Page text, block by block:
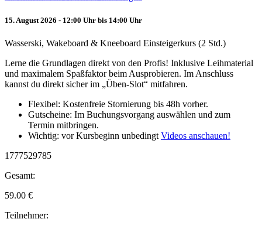
15. August 2026 - 12:00 Uhr bis 14:00 Uhr
Wasserski, Wakeboard & Kneeboard Einsteigerkurs (2 Std.)
Lerne die Grundlagen direkt von den Profis! Inklusive Leihmaterial
und maximalem Spaßfaktor beim Ausprobieren. Im Anschluss
kannst du direkt sicher im „Üben-Slot“ mitfahren.
Flexibel: Kostenfreie Stornierung bis 48h vorher.
Gutscheine: Im Buchungsvorgang auswählen und zum
Termin mitbringen.
Wichtig: vor Kursbeginn unbedingt Videos anschauen!
1777529785
Gesamt:
59.00 €
Teilnehmer: